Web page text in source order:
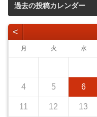
過去の投稿カレンダー
<
月 火 水
4 5 6
11 12 13